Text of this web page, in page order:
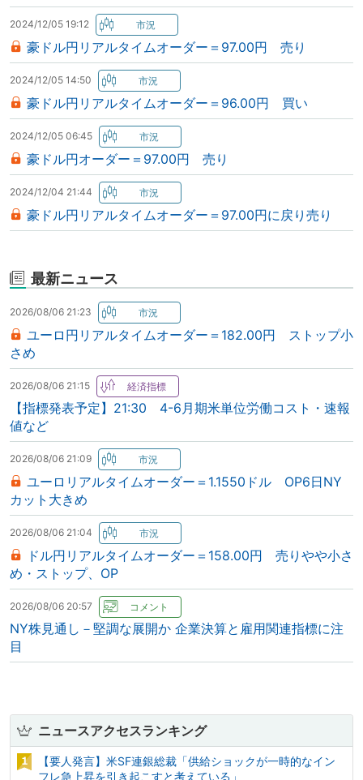
2024/12/05 19:12
豪ドル円リアルタイムオーダー＝97.00円 売り
2024/12/05 14:50
豪ドル円リアルタイムオーダー＝96.00円 買い
2024/12/05 06:45
豪ドル円オーダー＝97.00円 売り
2024/12/04 21:44
豪ドル円リアルタイムオーダー＝97.00円に戻り売り
最新ニュース
2026/08/06 21:23
ユーロ円リアルタイムオーダー＝182.00円 ストップ小
さめ
2026/08/06 21:15
【指標発表予定】21:30 4-6月期米単位労働コスト・速報
値など
2026/08/06 21:09
ユーロリアルタイムオーダー＝1.1550ドル OP6日NY
カット大きめ
2026/08/06 21:04
ドル円リアルタイムオーダー＝158.00円 売りやや小さ
め・ストップ、OP
2026/08/06 20:57
NY株見通し－堅調な展開か 企業決算と雇用関連指標に注
目
ニュースアクセスランキング
【要人発言】米SF連銀総裁「供給ショックが一時的なイン
フレ急上昇を引き起こすと考えている」